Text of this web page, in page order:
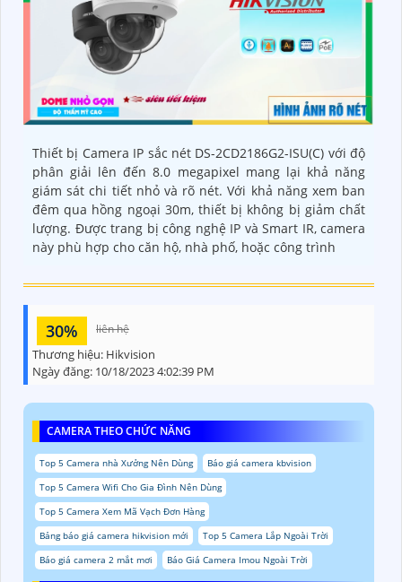
Thiết bị Camera IP sắc nét DS-2CD2186G2-ISU(C) với độ
phân giải lên đến 8.0 megapixel mang lại khả năng
giám sát chi tiết nhỏ và rõ nét. Với khả năng xem ban
đêm qua hồng ngoại 30m, thiết bị không bị giảm chất
lượng. Được trang bị công nghệ IP và Smart IR, camera
này phù hợp cho căn hộ, nhà phố, hoặc công trình
30% liên hệ
Thương hiệu: Hikvision
Ngày đăng: 10/18/2023 4:02:39 PM
CAMERA THEO CHỨC NĂNG
Top 5 Camera nhà Xưởng Nên Dùng
Báo giá camera kbvision
Top 5 Camera Wifi Cho Gia Đình Nên Dùng
Top 5 Camera Xem Mã Vạch Đơn Hàng
Bảng báo giá camera hikvision mới
Top 5 Camera Lắp Ngoài Trời
Báo giá camera 2 mắt mơi
Báo Giá Camera Imou Ngoài Trời